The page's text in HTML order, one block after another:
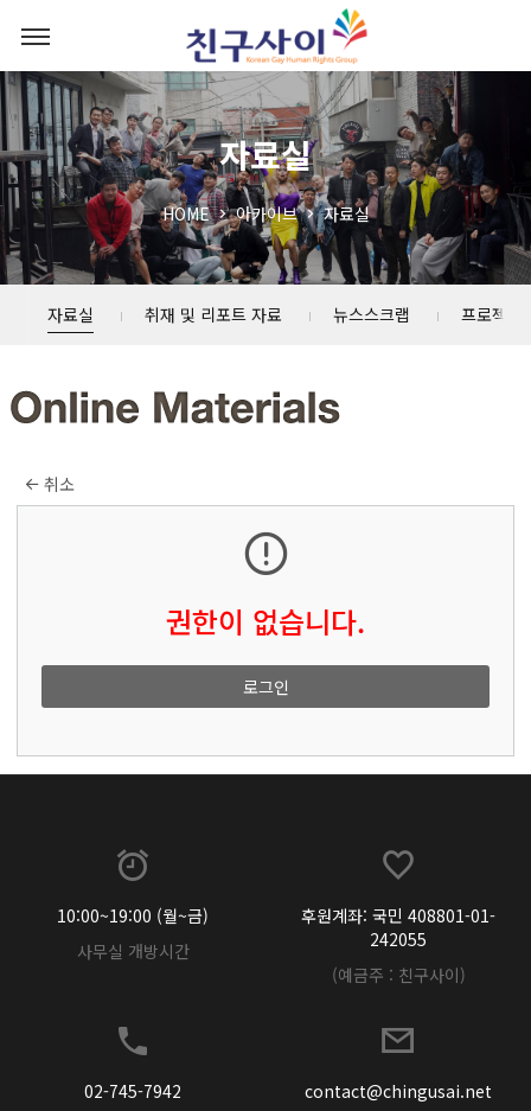
자료실
HOME 아카이브 자료실
자료실 취재 및 리포트 자료 뉴스스크랩 프로젝트
취소
권한이 없습니다.
로그인
10:00~19:00 (월~금)
사무실 개방시간
후원계좌: 국민 408801-01-
242055
(예금주 : 친구사이)
02-745-7942
contact@chingusai.net